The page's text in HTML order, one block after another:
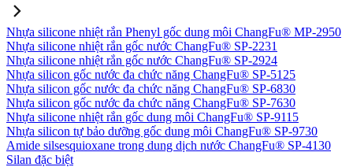
Nhựa silicone nhiệt rắn Phenyl gốc dung môi ChangFu® MP-2950
Nhựa silicone nhiệt rắn gốc nước ChangFu® SP-2231
Nhựa silicone nhiệt rắn gốc nước ChangFu® SP-2924
Nhựa silicon gốc nước đa chức năng ChangFu® SP-5125
Nhựa silicon gốc nước đa chức năng ChangFu® SP-6830
Nhựa silicon gốc nước đa chức năng ChangFu® SP-7630
Nhựa silicone nhiệt rắn gốc dung môi ChangFu® SP-9115
Nhựa silicon tự bảo dưỡng gốc dung môi ChangFu® SP-9730
Amide silsesquioxane trong dung dịch nước ChangFu® SP-4130
Silan đặc biệt